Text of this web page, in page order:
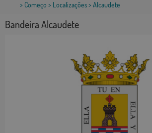
> Começo > Localizações> Alcaudete
Bandeira Alcaudete